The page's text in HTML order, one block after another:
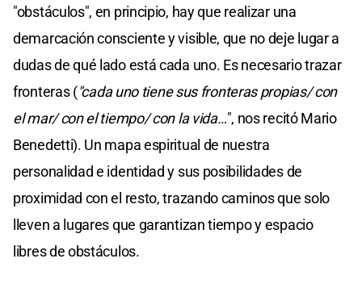
"obstáculos", en principio, hay que realizar una
demarcación consciente y visible, que no deje lugar a
dudas de qué lado está cada uno. Es necesario trazar
fronteras ("cada uno tiene sus fronteras propias/ con
el mar/ con el tiempo/ con la vida…", nos recitó Mario
Benedetti). Un mapa espiritual de nuestra
personalidad e identidad y sus posibilidades de
proximidad con el resto, trazando caminos que solo
lleven a lugares que garantizan tiempo y espacio
libres de obstáculos.